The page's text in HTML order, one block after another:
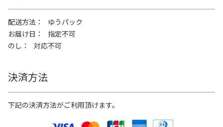
配送方法
ゆうパック
お届け日
指定不可
のし
対応不可
決済方法
下記の決済方法がご利用頂けます。